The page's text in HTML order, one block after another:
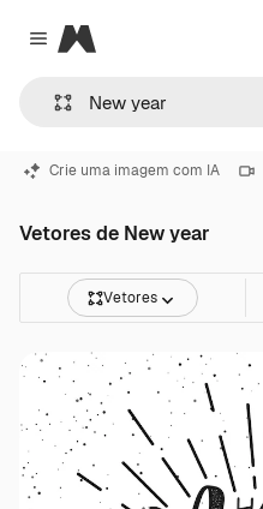
Close menu
Magnific
Crie uma imagem com IA
Vetores de New year
Vetores